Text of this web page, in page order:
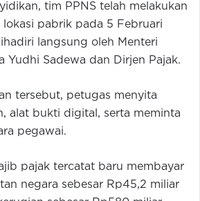
tim PPNS telah melakukan
pabrik pada 5 Februari
langsung oleh Menteri
Yudhi Sadewa dan Dirjen Pajak.
tersebut, petugas menyita
alat bukti digital, serta meminta
pegawai.
pajak tercatat baru membayar
negara sebesar Rp45,2 miliar